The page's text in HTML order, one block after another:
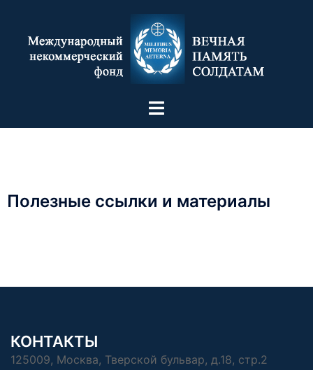
Полезные ссылки и материалы
КОНТАКТЫ
125009, Москва, Тверской бульвар, д.18, стр.2